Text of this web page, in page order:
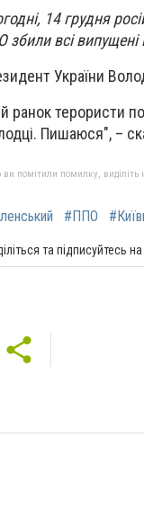
14 грудня
збили всі випущені
України
ранок терористи
Пишаюся", –
помітили помилку, виділіть
#ППО
та підписуйтесь